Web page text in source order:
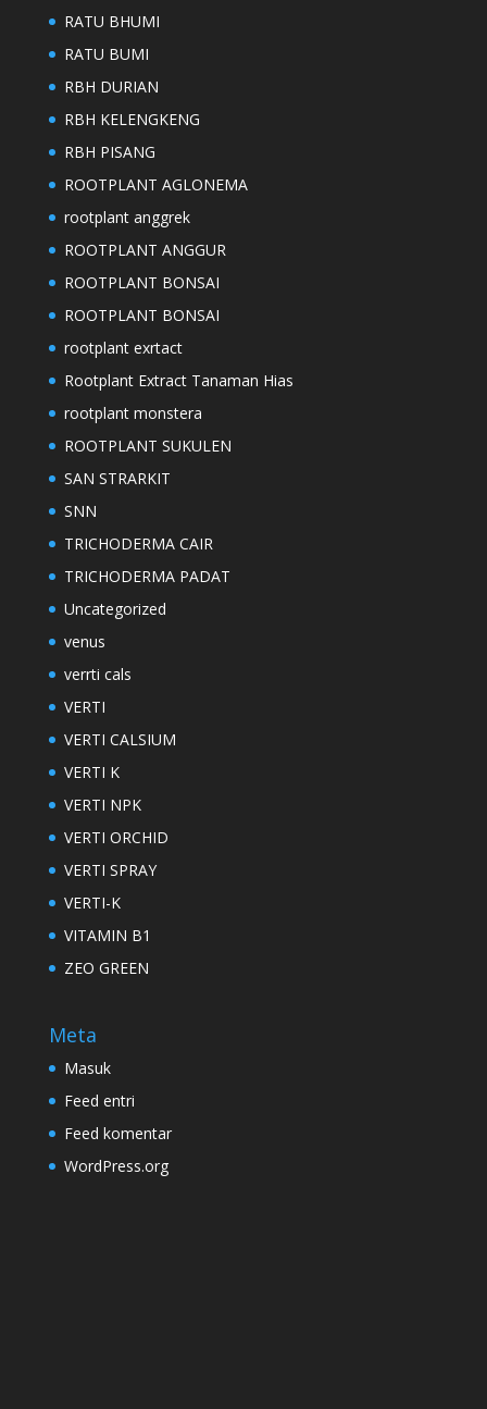
RATU BHUMI
RATU BUMI
RBH DURIAN
RBH KELENGKENG
RBH PISANG
ROOTPLANT AGLONEMA
rootplant anggrek
ROOTPLANT ANGGUR
ROOTPLANT BONSAI
ROOTPLANT BONSAI
rootplant exrtact
Rootplant Extract Tanaman Hias
rootplant monstera
ROOTPLANT SUKULEN
SAN STRARKIT
SNN
TRICHODERMA CAIR
TRICHODERMA PADAT
Uncategorized
venus
verrti cals
VERTI
VERTI CALSIUM
VERTI K
VERTI NPK
VERTI ORCHID
VERTI SPRAY
VERTI-K
VITAMIN B1
ZEO GREEN
Meta
Masuk
Feed entri
Feed komentar
WordPress.org